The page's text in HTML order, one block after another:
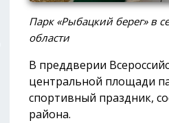
Парк «Рыбацкий берег» в
области
В преддверии
центральной площади
спортивный праздник,
района.